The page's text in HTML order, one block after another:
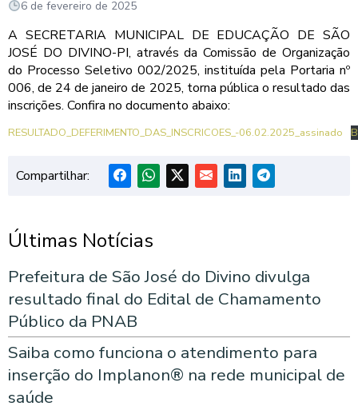
6 de fevereiro de 2025
A SECRETARIA MUNICIPAL DE EDUCAÇÃO DE SÃO
JOSÉ DO DIVINO-PI, através da Comissão de Organização
do Processo Seletivo 002/2025, instituída pela Portaria nº
006, de 24 de janeiro de 2025, torna pública o resultado das
inscrições. Confira no documento abaixo:
RESULTADO_DEFERIMENTO_DAS_INSCRICOES_-06.02.2025_assinado
Compartilhar:
Últimas Notícias
Prefeitura de São José do Divino divulga
resultado final do Edital de Chamamento
Público da PNAB
Saiba como funciona o atendimento para
inserção do Implanon® na rede municipal de
saúde